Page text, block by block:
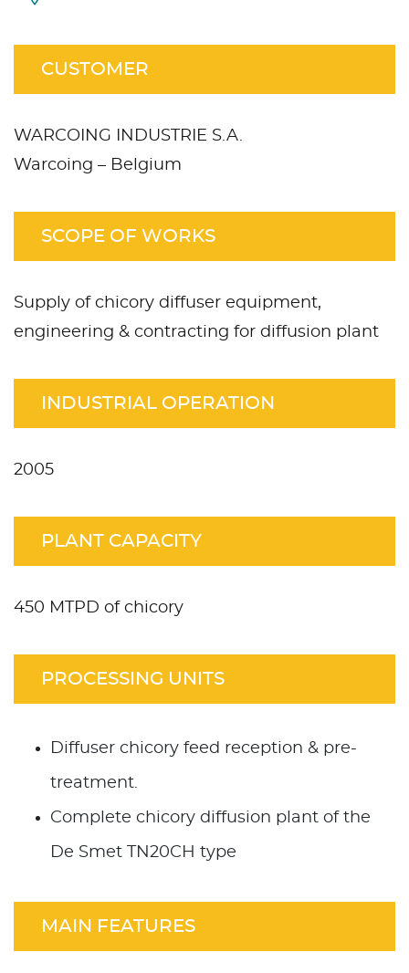
CUSTOMER
WARCOING INDUSTRIE S.A.
Warcoing – Belgium
SCOPE OF WORKS
Supply of chicory diffuser equipment,
engineering & contracting for diffusion plant
INDUSTRIAL OPERATION
2005
PLANT CAPACITY
450 MTPD of chicory
PROCESSING UNITS
Diffuser chicory feed reception & pre-
treatment.
Complete chicory diffusion plant of the
De Smet TN20CH type
MAIN FEATURES